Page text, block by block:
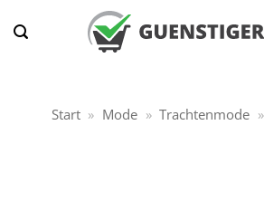
Inhalt
Start » Mode » Trachtenmode »